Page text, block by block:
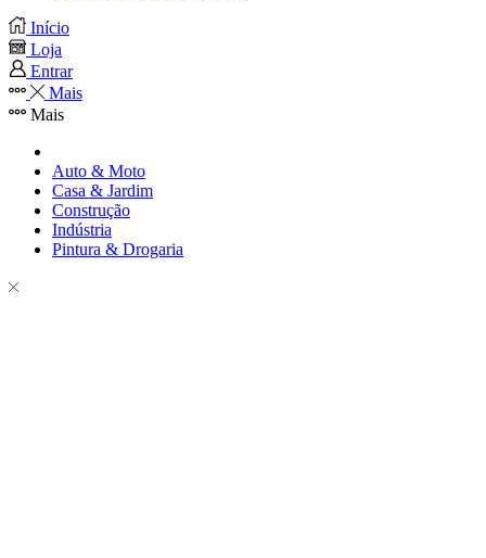
Início
Loja
Entrar
Mais
Mais
Auto & Moto
Casa & Jardim
Construção
Indústria
Pintura & Drogaria